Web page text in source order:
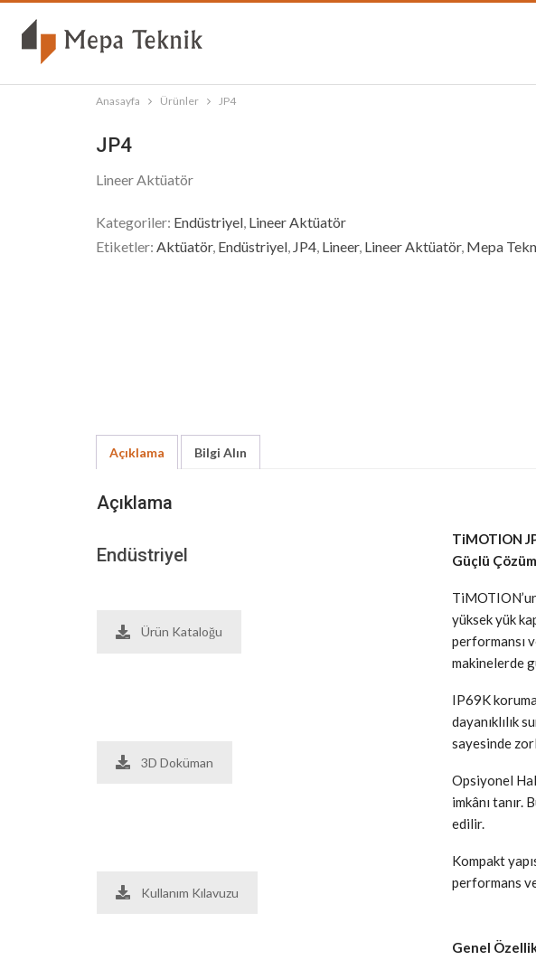
Anasayfa Ürünler JP4
JP4
Lineer Aktüatör
Kategoriler: Endüstriyel, Lineer Aktüatör
Etiketler: Aktüatör, Endüstriyel, JP4, Lineer, Lineer Aktüatör, Mepa
Açıklama Bilgi Alın
Açıklama
Endüstriyel
Ürün Kataloğu
3D Doküman
Kullanım Kılavuzu
TiMOTION
Güçlü Çözüm
yüksek yük
performansı
makinelerde
IP69K koruma
dayanıklılık
sayesinde
Opsiyonel
imkânı
edilir.
Kompakt
performans
Genel